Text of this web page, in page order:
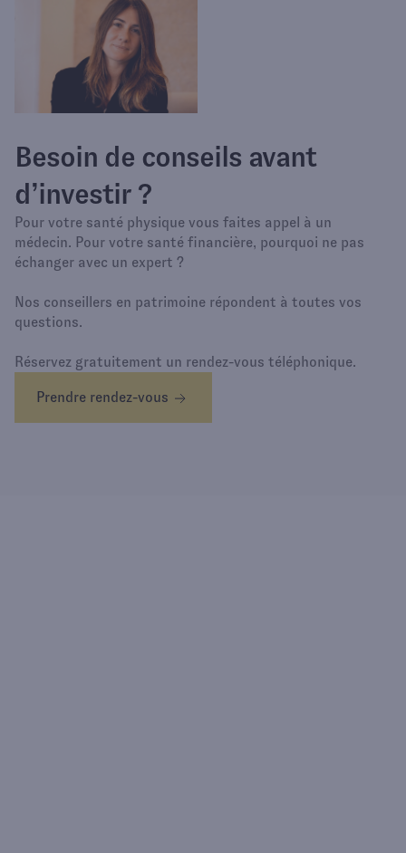
Besoin de conseils avant
d’investir ?
Pour votre santé physique vous faites appel à un
médecin. Pour votre santé financière, pourquoi ne pas
échanger avec un expert ?
Nos conseillers en patrimoine répondent à toutes vos
questions.
Réservez gratuitement un rendez-vous téléphonique.
Prendre rendez-vous